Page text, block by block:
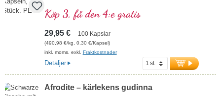
Tyskland. Förseglingen är aluminiumfri.
mer information om acetyl-L-karnitin
Köp 3, få den 4:e gratis
29,95 € 100 Kapslar
(490,98 €/kg, 0,30 €/Kapsel)
inkl. moms. exkl. Fraktkostnader
Detaljer
Afrodite – kärlekens gudinna